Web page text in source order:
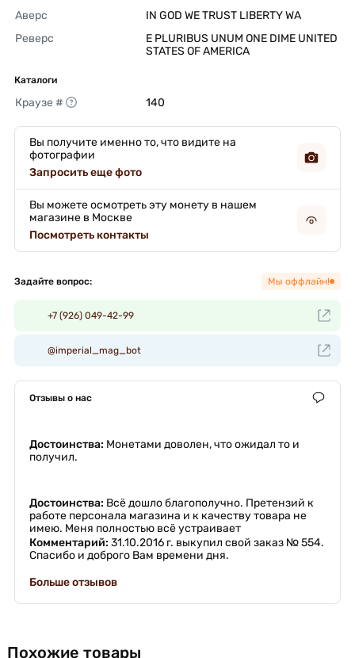
Аверс
IN GOD WE TRUST LIBERTY WA
Реверс
E PLURIBUS UNUM ONE DIME UNITED
STATES OF AMERICA
Каталоги
Краузе # 140
Вы получите именно то, что видите на
фотографии
Запросить еще фото
Вы можете осмотреть эту монету в нашем
магазине в Москве
Посмотреть контакты
Задайте вопрос: Мы оффлайн!
+7 (926) 049-42-99
@imperial_mag_bot
Отзывы о нас
Достоинства: Монетами доволен, что ожидал то и
получил.
Достоинства: Всё дошло благополучно. Претензий к
работе персонала магазина и к качеству товара не
имею. Меня полностью всё устраивает
Комментарий: 31.10.2016 г. выкупил свой заказ № 554.
Спасибо и доброго Вам времени дня.
Больше отзывов
Похожие товары